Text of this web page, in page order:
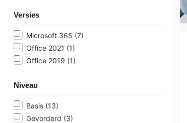
Versies
Microsoft 365 (7)
Office 2021 (1)
Office 2019 (1)
Niveau
Basis (13)
Gevorderd (3)